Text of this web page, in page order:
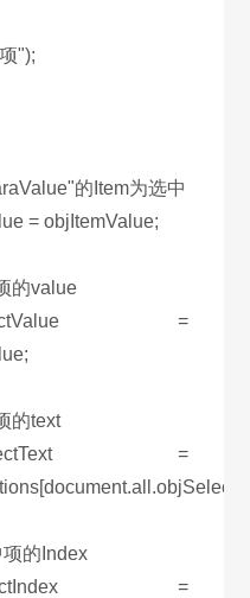
");
的Item为选中
= objItemValue;
的value
=
的text
=
的Index
=